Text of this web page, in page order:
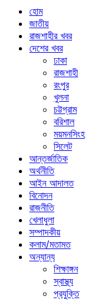
হোম
জাতীয়
রাজশাহীর খবর
দেশের খবর
ঢাকা
রাজশাহী
রংপুর
খুলনা
চট্টগ্রাম
বরিশাল
ময়মনসিংহ
সিলেট
আন্তর্জাতিক
অর্থনীতি
আইন আদালত
বিনোদন
রাজনীতি
খেলাধুলা
সম্পাদকীয়
কলাম/মতামত
অন্যান্য
শিক্ষাঙ্গন
স্বাস্থ্য
প্রযুক্তি